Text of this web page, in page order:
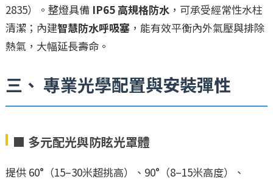
2835）。整燈具備 IP65 高規格防水，可承受經常性水柱
清潔；內建智慧防水呼吸塞，能有效平衡內外氣壓與排除
熱氣，大幅延長壽命。
三、 專業光學配置與安裝彈性
■ 多元配光與防眩光罩體
提供 60°（15–30米超挑高）、90°（8–15米高度）、